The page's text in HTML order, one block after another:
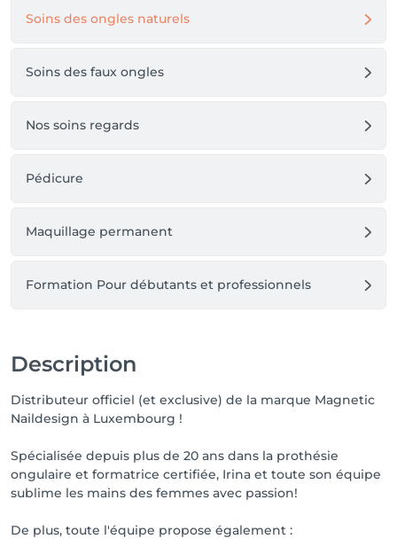
Soins des ongles naturels
Soins des faux ongles
Nos soins regards
Pédicure
Maquillage permanent
Formation Pour débutants et professionnels
Description
Distributeur officiel (et exclusive) de la marque Magnetic
Naildesign à Luxembourg !
Spécialisée depuis plus de 20 ans dans la prothésie
ongulaire et formatrice certifiée, Irina et toute son équipe
sublime les mains des femmes avec passion!
De plus, toute l'équipe propose également :